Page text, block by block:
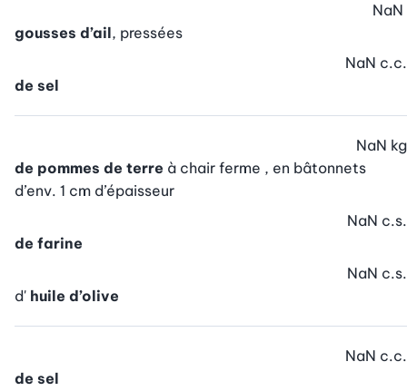
gousses d’ail, pressées
NaN
de sel
NaN c.c.
de pommes de terre à chair ferme , en bâtonnets
d’env. 1 cm d’épaisseur
NaN kg
de farine
NaN c.s.
d' huile d’olive
NaN c.s.
de sel
NaN c.c.